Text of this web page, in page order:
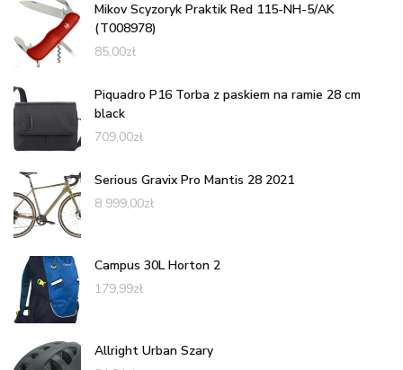
Mikov Scyzoryk Praktik Red 115-NH-5/AK
(T008978)
85,00zł
Piquadro P16 Torba z paskiem na ramie 28 cm
black
709,00zł
Serious Gravix Pro Mantis 28 2021
8 999,00zł
Campus 30L Horton 2
179,99zł
Allright Urban Szary